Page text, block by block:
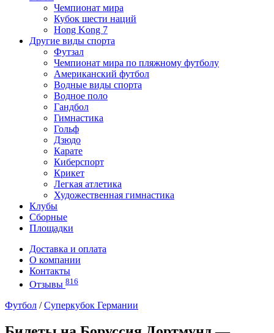
Чемпионат мира
Кубок шести наций
Hong Kong 7
Другие виды спорта
Футзал
Чемпионат мира по пляжному футболу
Американский футбол
Водные виды спорта
Водное поло
Гандбол
Гимнастика
Гольф
Дзюдо
Карате
Киберспорт
Крикет
Легкая атлетика
Художественная гимнастика
Клубы
Сборные
Площадки
Доставка и оплата
О компании
Контакты
Отзывы 816
Футбол /Суперкубок Германии